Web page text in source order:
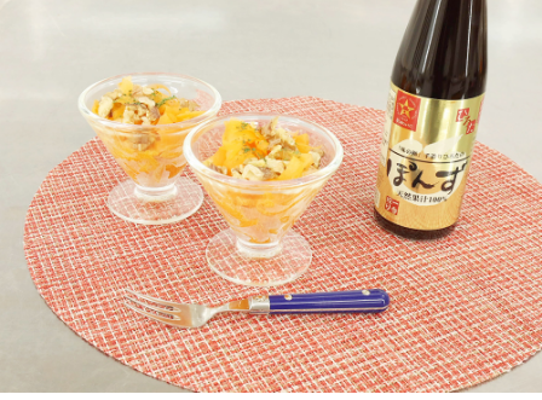
産
調
味
料
の
手
造
り
ひ
ろ
た
食
品